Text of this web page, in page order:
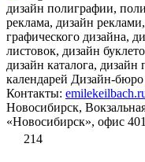
дизайн полиграфии,
реклама, дизайн
графического дизайна,
листовок, дизайн
дизайн каталога,
календарей Дизайн-
Контакты:
Новосибирск,
«Новосибирск», офис
214